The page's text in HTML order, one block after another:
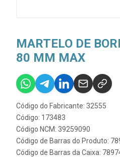
MARTELO DE
80 MM MAX
Código do Fabricante: 32555
Código: 173483
Código NCM: 39259090
Código de Barras do Produto:
Código de Barras da Caixa: